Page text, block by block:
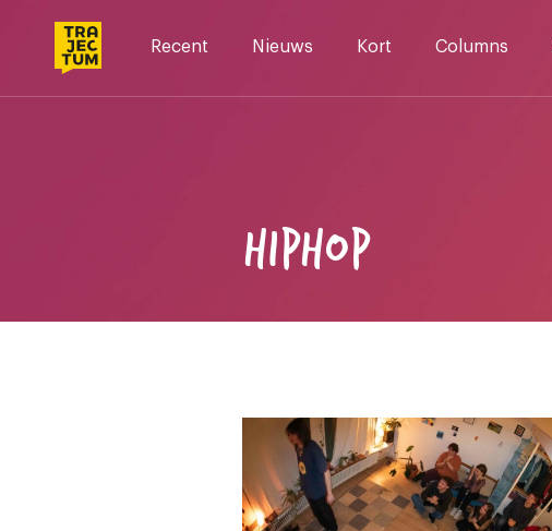
Recent Nieuws Kort Columns
HIPHOP